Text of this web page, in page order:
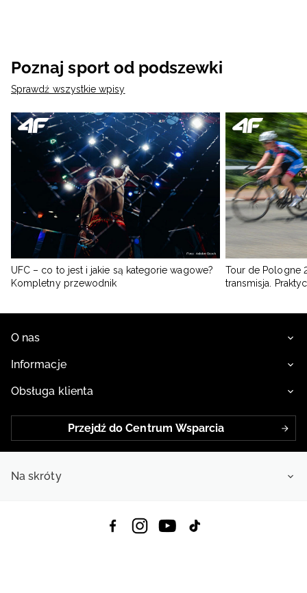
Poznaj sport od podszewki
Sprawdź wszystkie wpisy
UFC – co to jest i jakie są kategorie wagowe?
Kompletny przewodnik
Tour de Pologne
transmisja.
O nas
Informacje
Obsługa klienta
Przejdź do Centrum Wsparcia
Na skróty